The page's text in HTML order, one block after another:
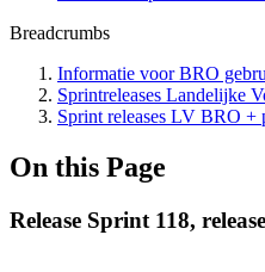
Breadcrumbs
Informatie voor BRO
Sprintreleases Landelijke
Sprint releases LV BRO +
On this Page
Release Sprint 118,